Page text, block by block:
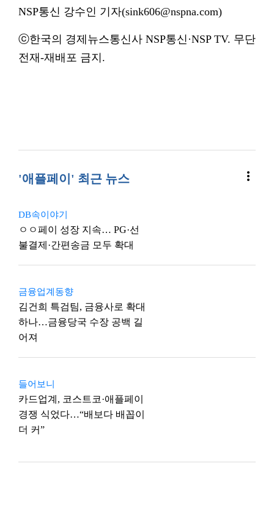
NSP통신 강수인 기자(sink606@nspna.com)
ⓒ한국의 경제뉴스통신사 NSP통신·NSP TV. 무단
전재-재배포 금지.
'애플페이' 최근 뉴스 more_vert
DB속이야기
ㅇㅇ페이 성장 지속… PG·선
불결제·간편송금 모두 확대
금융업계동향
김건희 특검팀, 금융사로 확대
하나…금융당국 수장 공백 길
어져
들어보니
카드업계, 코스트코·애플페이
경쟁 식었다…“배보다 배꼽이
더 커”